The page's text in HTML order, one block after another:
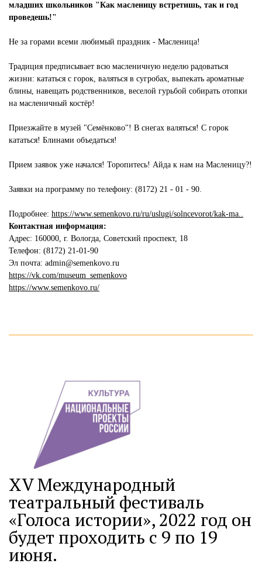
младших школьников "Как масленицу встретишь, так и год
проведешь!"
Не за горами всеми любимый праздник - Масленица!
Традиция предписывает всю масленичную неделю радоваться
жизни: кататься с горок, валяться в сугробах, выпекать ароматные
блины, навещать родственников, веселой гурьбой собирать отопки
на масленичный костёр!
Приезжайте в музей "Семёнково"! В снегах валяться! С горок
кататься! Блинами объедаться!
Прием заявок уже начался! Торопитесь! Айда к нам на Масленицу?!
Заявки на программу по телефону: (8172) 21 - 01 - 90.
Подробнее: https://www.semenkovo.ru/ru/uslugi/solncevorot/kak-ma..
Контактная информация:
Адрес: 160000, г. Вологда, Советский проспект, 18
Телефон: (8172) 21-01-90
Эл почта: admin@semenkovo.ru
https://vk.com/museum_semenkovo
https://www.semenkovo.ru/
XV Международный
театральный фестиваль
«Голоса истории», 2022 год он
будет проходить с 9 по 19
июня.